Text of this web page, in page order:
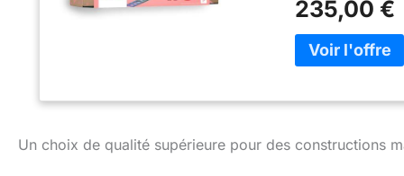
présentent notre
tout en offrant de
magnétiques :
magnétiques,
créations plus
magnétiques.
235,00 €
Un choix de qualité supérieure pour des constructions